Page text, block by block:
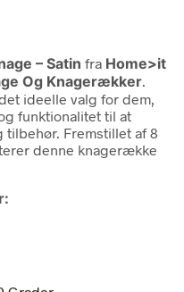
– Satin fra Home>it
Og Knagerækker.
ideelle valg for dem,
funktionalitet til at
Fremstillet af 8
denne knagerække